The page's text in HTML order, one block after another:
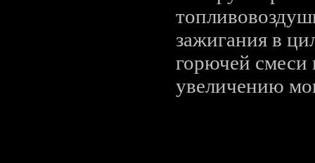
зажигания в
горючей смеси
увеличению